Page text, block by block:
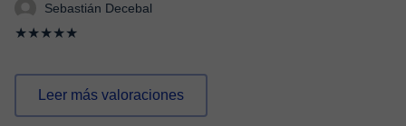
Sebastián Decebal
★★★★★
Leer más valoraciones